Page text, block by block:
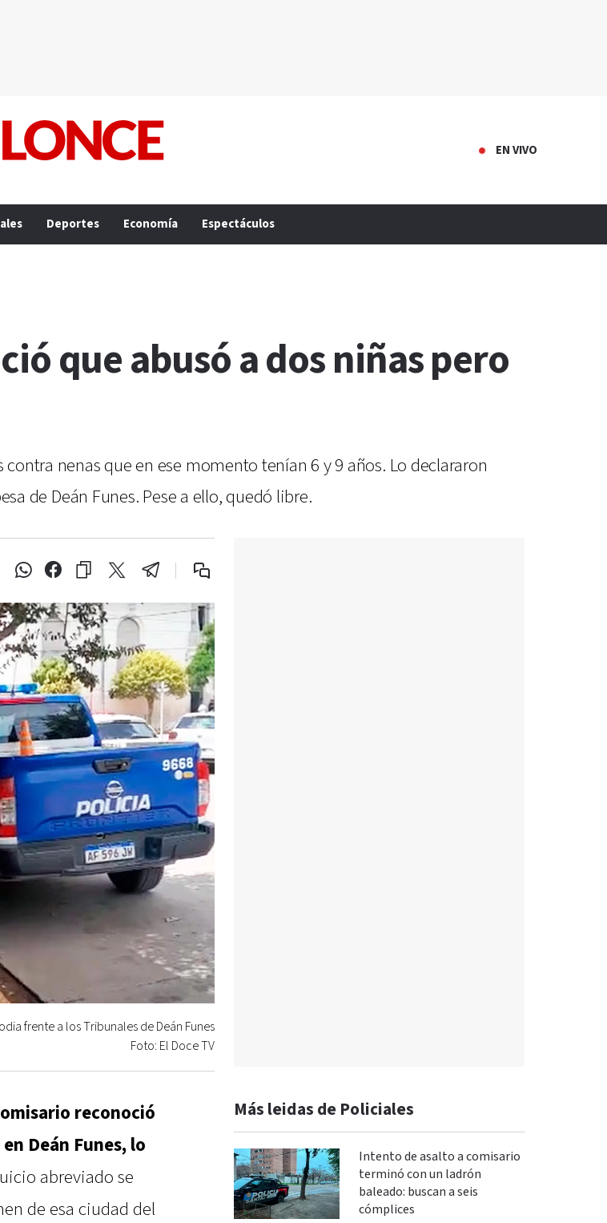
EN VIVO
Deportes Economía Espectáculos
que abusó a dos niñas pero
nenas que en ese momento tenían 6 y 9 años. Lo declararon
de Deán Funes. Pese a ello, quedó libre.
frente a los Tribunales de Deán Funes
Foto: El Doce TV
reconoció
Deán Funes, lo
abreviado se
de esa ciudad del
Más leidas de Policiales
Intento de asalto a comisario
terminó con un ladrón
baleado: buscan a seis
cómplices